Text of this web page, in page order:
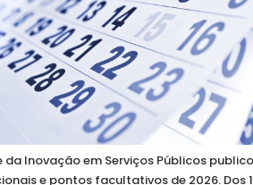
da Inovação em Serviços Públicos
e pontos facultativos de 2026. Dos